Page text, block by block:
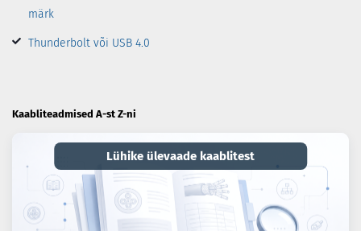
märk
Thunderbolt või USB 4.0
Kaabliteadmised A-st Z-ni
Lühike ülevaade kaablitest